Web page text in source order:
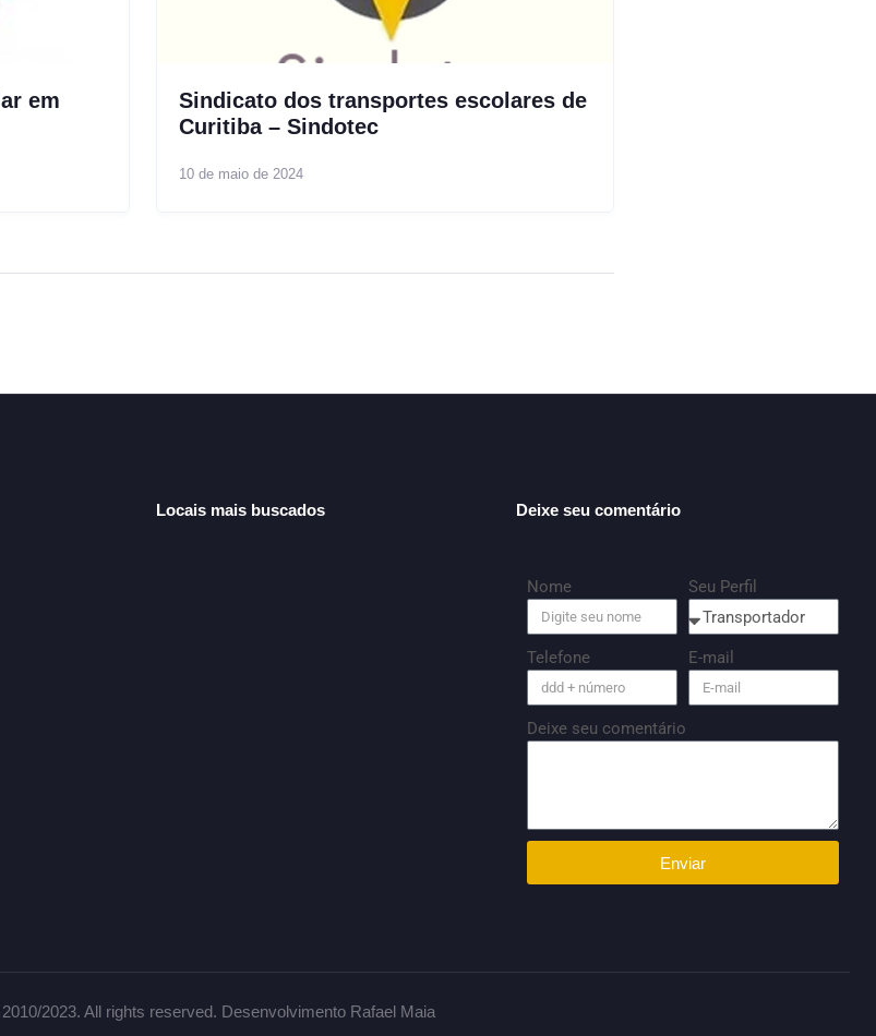
em
Sindicato dos transportes escolares de
Curitiba – Sindotec
10 de maio de 2024
Locais mais buscados Deixe seu comentário
Nome Seu Perfil
Telefone E-mail
Deixe seu comentário
Enviar
2023. All rights reserved. Desenvolvimento Rafael Maia